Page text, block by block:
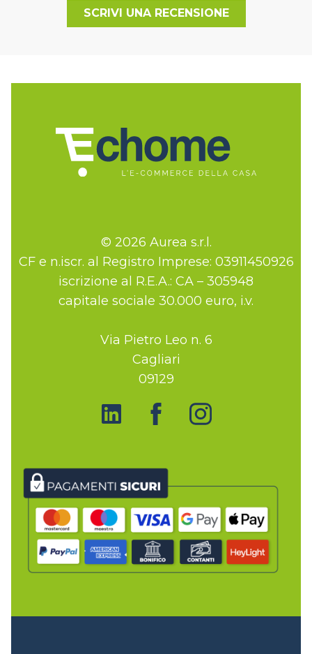
SCRIVI UNA RECENSIONE
© 2026 Aurea s.r.l.
CF e n.iscr. al Registro Imprese: 03911450926
iscrizione al R.E.A.: CA – 305948
capitale sociale 30.000 euro, i.v.
Via Pietro Leo n. 6
Cagliari
09129